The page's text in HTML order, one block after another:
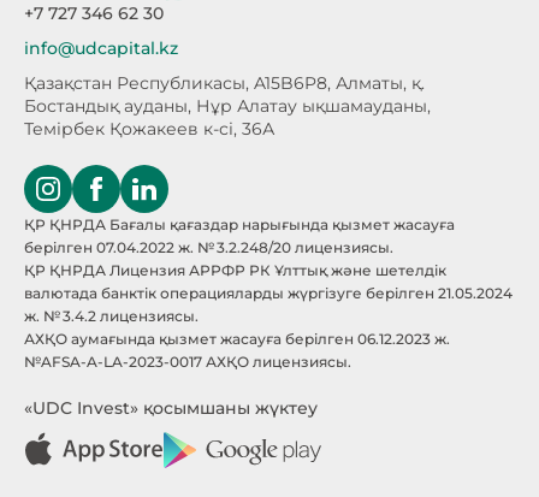
+7 727 346 62 30
info@udcapital.kz
Қазақстан Республикасы, A15B6P8, Алматы, қ.
Бостандық ауданы, Нұр Алатау ықшамауданы,
Темірбек Қожакеев к-сі, 36А
ҚР ҚНРДА Бағалы қағаздар нарығында қызмет жасауға
берілген 07.04.2022 ж. № 3.2.248/20 лицензиясы.
ҚР ҚНРДА Лицензия АРРФР РК Ұлттық және шетелдік
валютада банктік операцияларды жүргізуге берілген 21.05.2024
ж. № 3.4.2 лицензиясы.
АХҚО аумағында қызмет жасауға берілген 06.12.2023 ж.
№AFSA-A-LA-2023-0017 АХҚО лицензиясы.
«UDC Invest» қосымшаны жүктеу